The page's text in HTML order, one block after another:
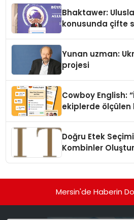
Bhaktawer:
konusunda çifte
Yunan uzman:
projesi
Cowboy English:
ekiplerde
Doğru Etek
Kombinler
Mersin'de Haberin